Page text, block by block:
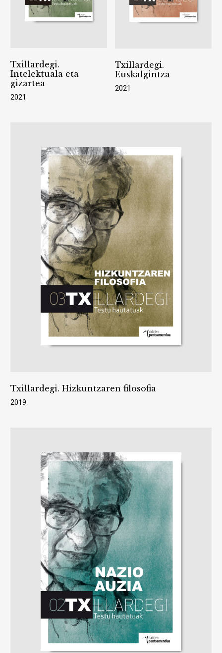
Txillardegi.
Intelektuala eta
gizartea
2021
Txillardegi.
Euskalgintza
2021
Txillardegi. Hizkuntzaren filosofia
2019